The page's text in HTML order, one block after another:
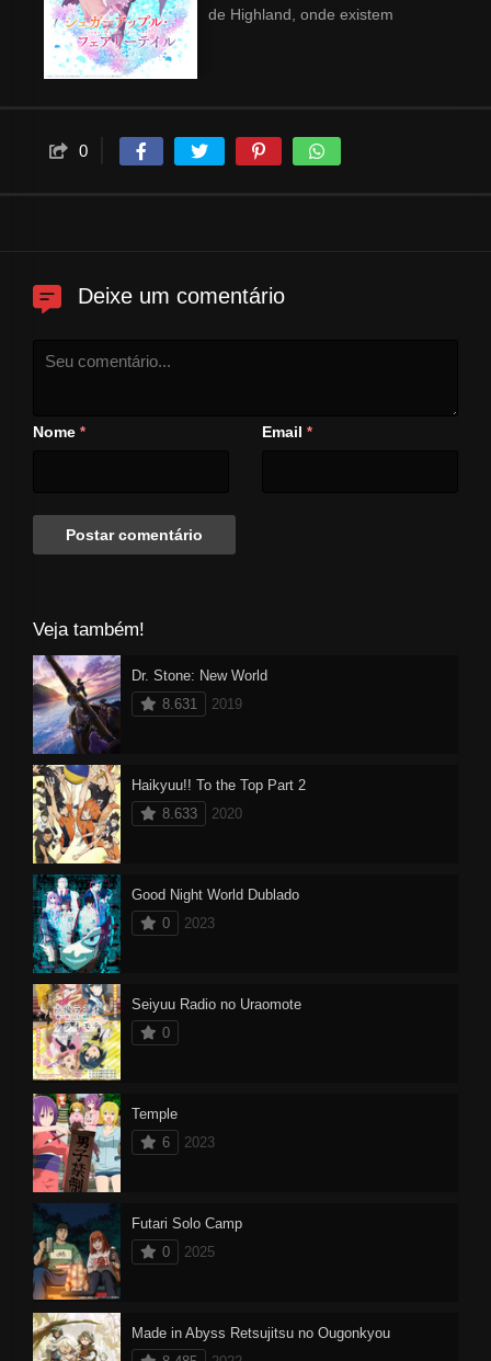
de Highland, onde existem
Para se tornar uma Mestre do
Açúcar Prateado, ela precisa
e pegam uma de suas asas
entre libertar Shall, mas precisa
festival.
0
Deixe um comentário
Nome * Email *
Veja também!
Dr. Stone: New World
8.631
2019
Haikyuu!! To the Top Part 2
8.633
2020
Good Night World Dublado
0
2023
Seiyuu Radio no Uraomote
0
Temple
6
2023
Futari Solo Camp
0
2025
Made in Abyss Retsujitsu no Ougonkyou